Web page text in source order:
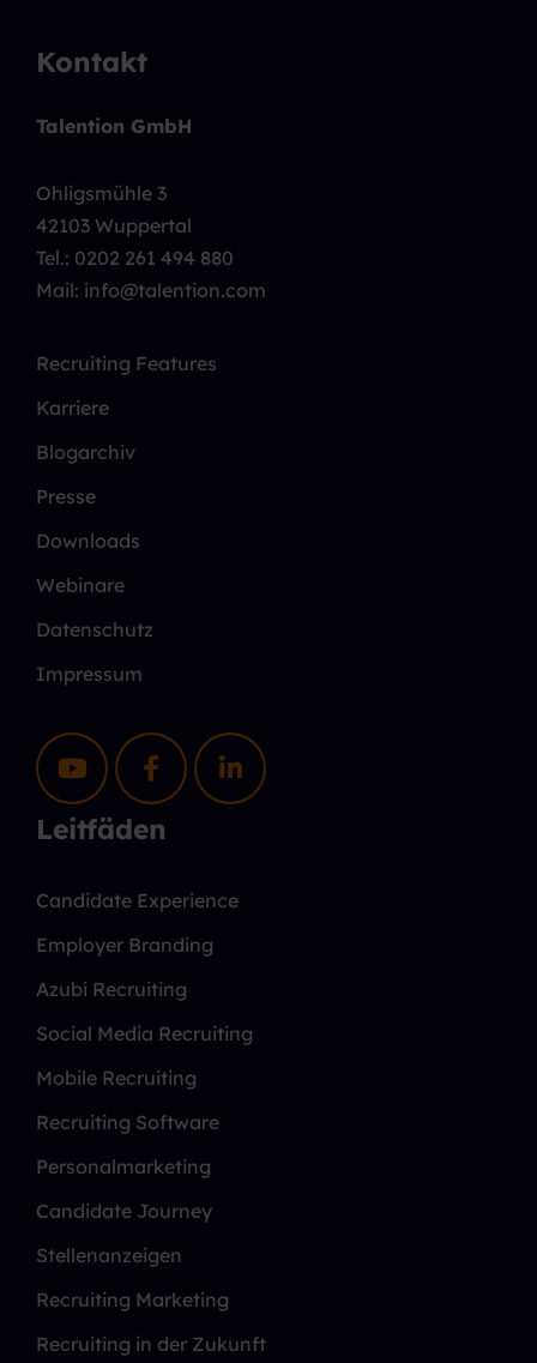
Kontakt
Talention GmbH
Ohligsmühle 3
42103 Wuppertal
Tel.: 0202 261 494 880
Mail: info@talention.com
Recruiting Features
Karriere
Blogarchiv
Presse
Downloads
Webinare
Datenschutz
Impressum
Leitfäden
Candidate Experience
Employer Branding
Azubi Recruiting
Social Media Recruiting
Mobile Recruiting
Recruiting Software
Personalmarketing
Candidate Journey
Stellenanzeigen
Recruiting Marketing
Recruiting in der Zukunft